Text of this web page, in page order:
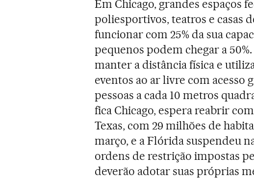
Em Chicago, grandes espaços
poliesportivos, teatros e casas
funcionar com 25% da sua
pequenos podem chegar a
manter a distância física e
eventos ao ar livre com acesso
pessoas a cada 10 metros
fica Chicago, espera reabrir
Texas, com 29 milhões de
março, e a Flórida suspendeu
ordens de restrição impostas
deverão adotar suas próprias